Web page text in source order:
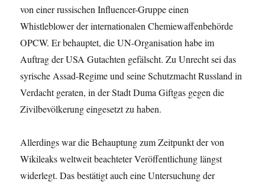
von einer russischen Influencer-Gruppe einen
Whistleblower der internationalen Chemiewaffenbehörde
OPCW. Er behauptet, die UN-Organisation habe im
Auftrag der USA Gutachten gefälscht. Zu Unrecht sei das
syrische Assad-Regime und seine Schutzmacht Russland in
Verdacht geraten, in der Stadt Duma Giftgas gegen die
Zivilbevölkerung eingesetzt zu haben.
Allerdings war die Behauptung zum Zeitpunkt der von
Wikileaks weltweit beachteter Veröffentlichung längst
widerlegt. Das bestätigt auch eine Untersuchung der